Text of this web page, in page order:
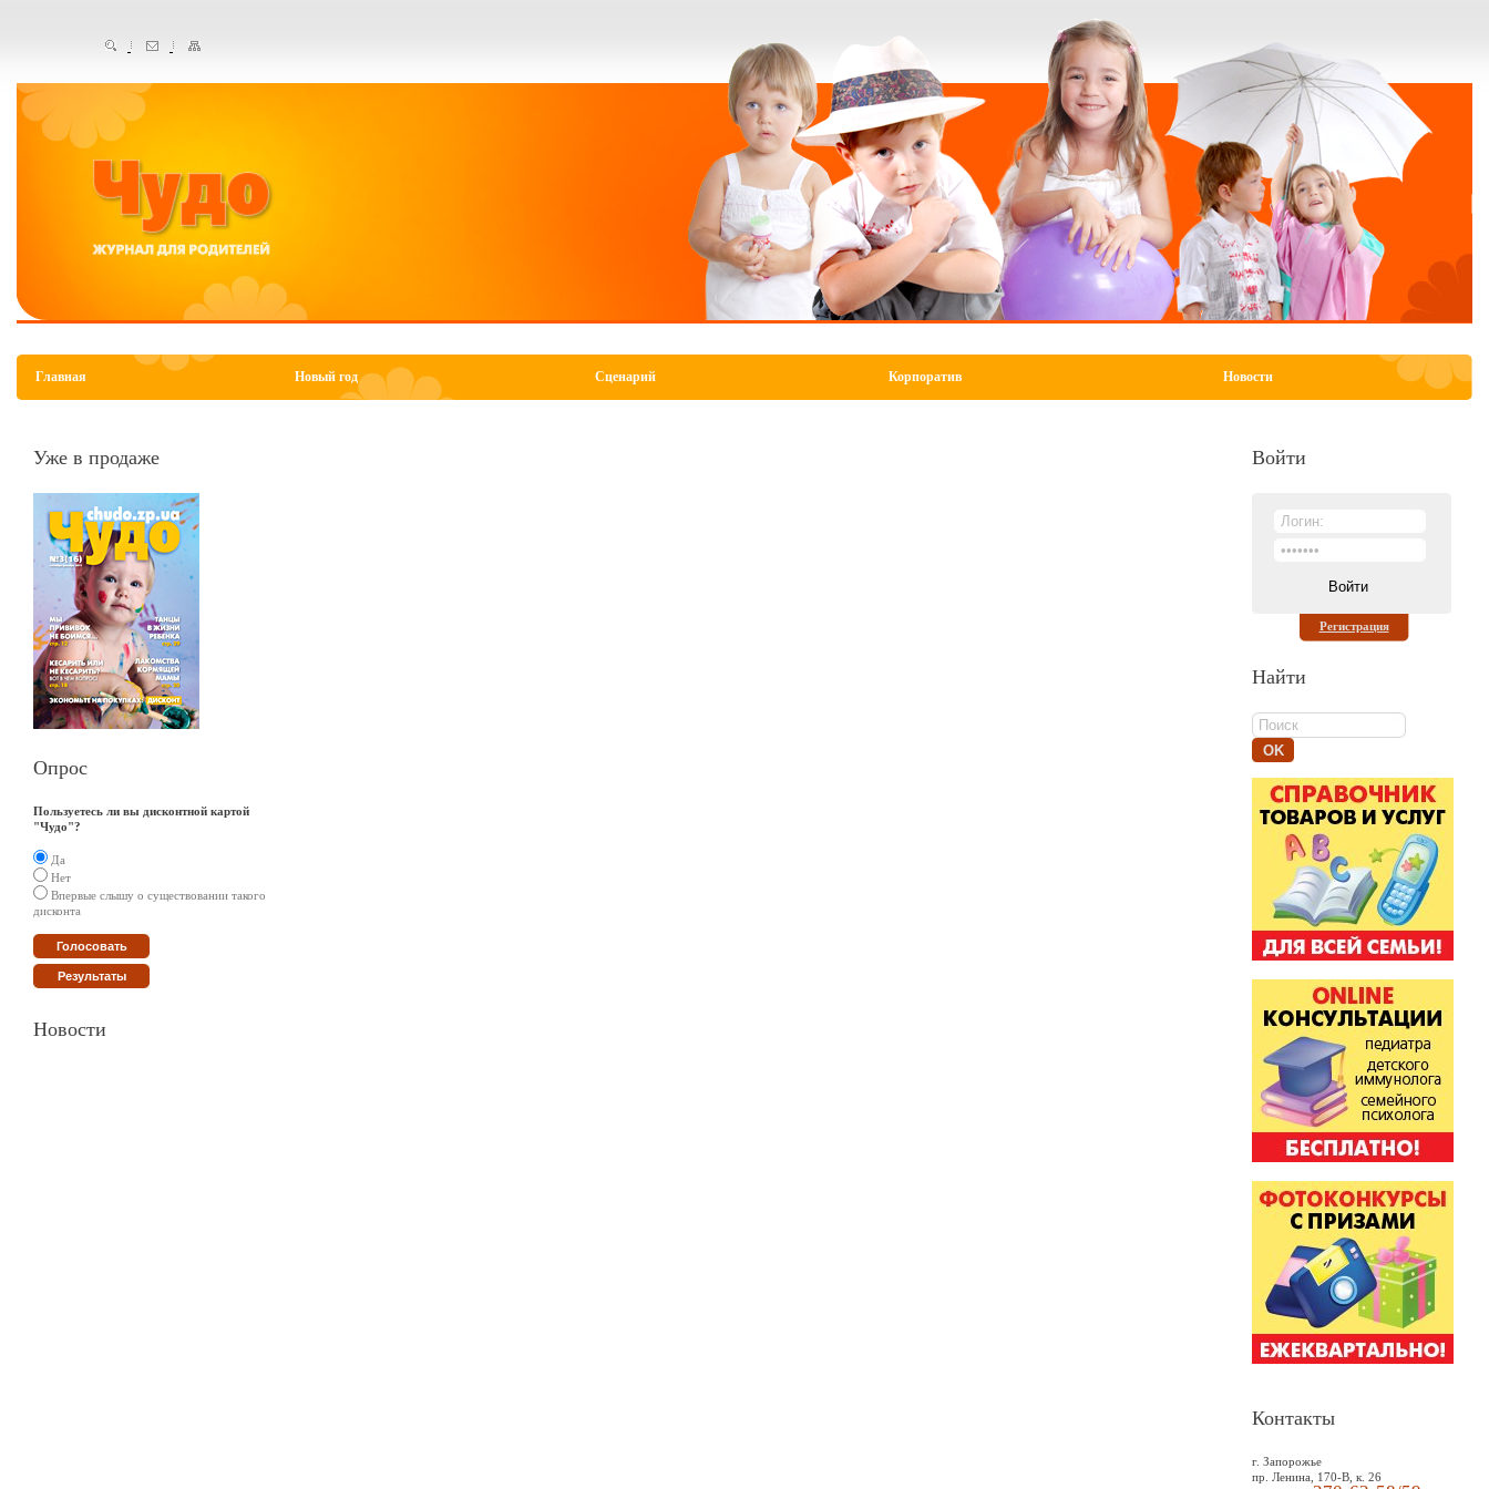
Главная Новый год Сценарий Корпоратив Новости
Уже в продаже
Опрос
Пользуетесь ли вы дисконтной картой
"Чудо"?
Да
Нет
Впервые слышу о существовании такого
дисконта
Новости
Войти
Регистрация
Найти
Контакты
г. Запорожье
пр. Ленина, 170-В, к. 26